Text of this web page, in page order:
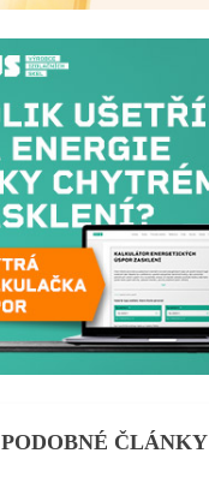
PODOBNÉ ČLÁNKY